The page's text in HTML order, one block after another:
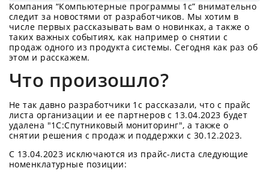
Компания “Компьютерные программы 1с” внимательно
следит за новостями от разработчиков. Мы хотим в
числе первых рассказывать вам о новинках, а также о
таких важных событиях, как например о снятии с
продаж одного из продукта системы. Сегодня как раз об
этом и расскажем.
Что произошло?
Не так давно разработчики 1с рассказали, что с прайс
листа организации и ее партнеров с 13.04.2023 будет
удалена "1С:Спутниковый мониторинг", а также о
снятии решения с продаж и поддержки c 30.12.2023.
С 13.04.2023 исключаются из прайс-листа следующие
номенклатурные позиции: